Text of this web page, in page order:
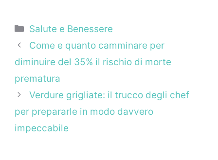
Categorie
Salute e Benessere
Come e quanto camminare per
diminuire del 35% il rischio di morte
prematura
Verdure grigliate: il trucco degli chef
per prepararle in modo davvero
impeccabile